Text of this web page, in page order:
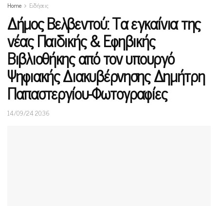
Home Ειδήσεις
Δήμος Βελβεντού: Τα εγκαίνια της
νέας Παιδικής & Εφηβικής
Βιβλιοθήκης από τον υπουργό
Ψηφιακής Διακυβέρνησης Δημήτρη
Παπαστεργίου-Φωτογραφίες
14/09/24 20:36